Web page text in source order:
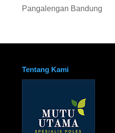
Pangalengan Bandung
Tentang Kami